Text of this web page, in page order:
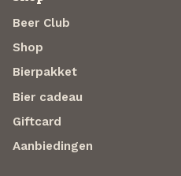
Beer Club
Shop
Bierpakket
Bier cadeau
Giftcard
Aanbiedingen